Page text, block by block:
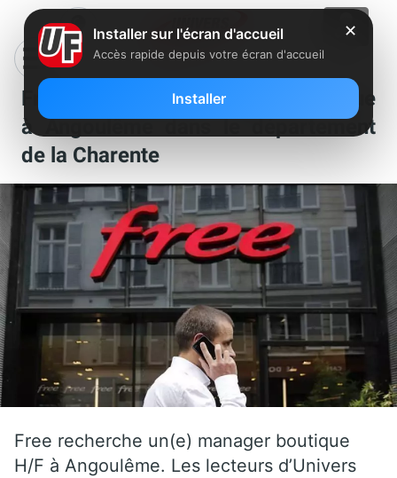
Free recherche un manager boutique
à Angoulême dans le département
de la Charente
Free recherche un(e) manager boutique
H/F à Angoulême. Les lecteurs d’Univers
✕
Installer sur l'écran d'accueil
Accès rapide depuis votre écran d'accueil
Installer